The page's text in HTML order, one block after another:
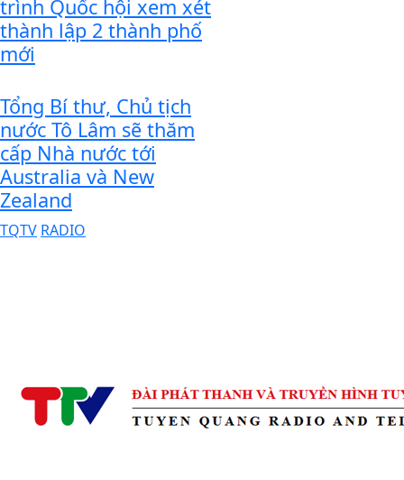
trình Quốc hội xem xét
thành lập 2 thành phố
mới
Tổng Bí thư, Chủ tịch
nước Tô Lâm sẽ thăm
cấp Nhà nước tới
Australia và New
Zealand
TQTV RADIO